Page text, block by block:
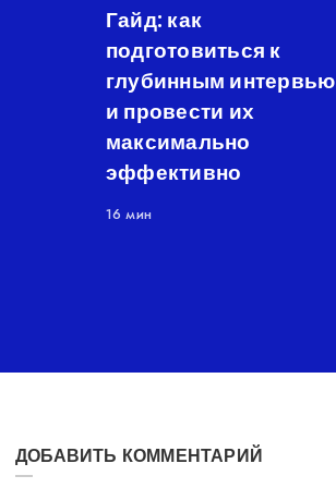
Гайд: как
подготовиться к
глубинным интервью
и провести их
максимально
эффективно
16 мин
ДОБАВИТЬ КОММЕНТАРИЙ